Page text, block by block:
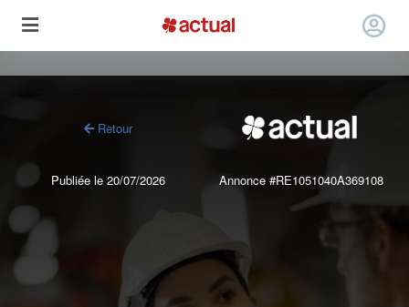
Retour
Publiée le 20/07/2026 Annonce #RE1051040A369108